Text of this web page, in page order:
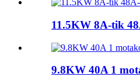
11.5KW 8A-tik
9.8KW 40A 1